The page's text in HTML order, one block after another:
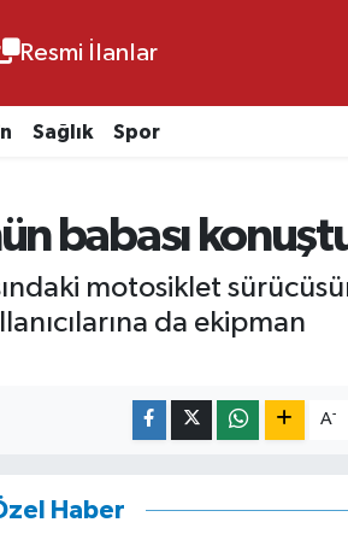
Resmi İlanlar
Sağlık Spor
babası
motosiklet
da ekipman
A-
Haber